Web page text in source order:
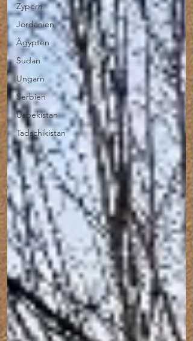
Zypern
Jordanien
Ägypten
Sudan
Ungarn
Serbien
Usbekistan
Tadschikistan